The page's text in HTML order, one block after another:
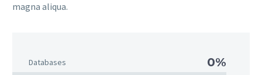
magna aliqua.
Databases 0%